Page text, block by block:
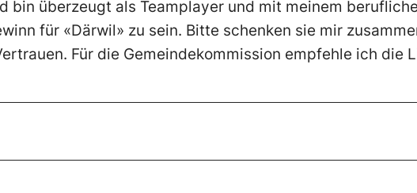
bin überzeugt als Teamplayer und mit meinem
für «Därwil» zu sein. Bitte schenken sie mir
Für die Gemeindekommission empfehle ich die